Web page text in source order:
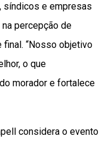
síndicos e empresas
percepção de
“Nosso objetivo
o que
morador e fortalece
considera o evento